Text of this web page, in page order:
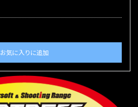
お気に入りに追加